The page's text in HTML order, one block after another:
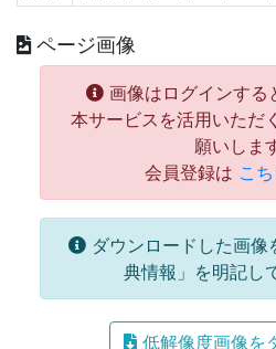
ページ画像
画像はログインする
本サービスを活用いただ
願いしま
会員登録は こ
ダウンロードした画像
典情報」を明記し
低解像度画像を